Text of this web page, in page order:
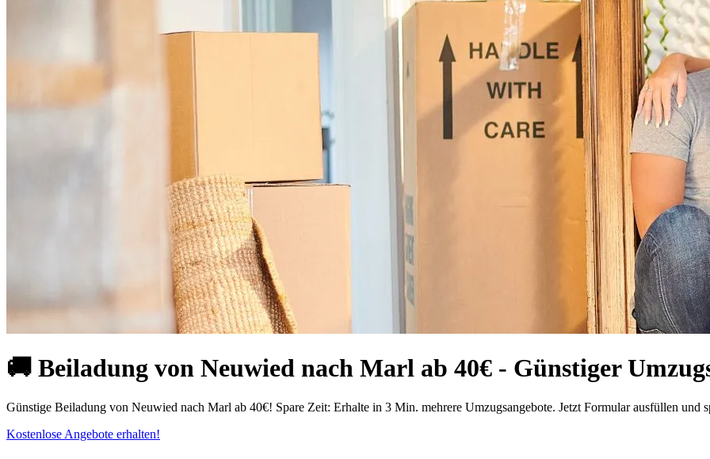
🚚 Beiladung von Neuwied nach Marl ab 40€ - Günstiger
Günstige Beiladung von Neuwied nach Marl ab 40€! Spare Zeit: Erhalte in 3 Min. mehrere Umzugsangebote. Jetzt Formular ausfüllen und
Kostenlose Angebote erhalten!